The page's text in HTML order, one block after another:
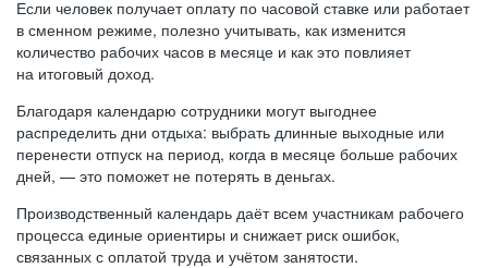
Если человек получает оплату по часовой ставке или работает
в сменном режиме, полезно учитывать, как изменится
количество рабочих часов в месяце и как это повлияет
на итоговый доход.
Благодаря календарю сотрудники могут выгоднее
распределить дни отдыха: выбрать длинные выходные или
перенести отпуск на период, когда в месяце больше рабочих
дней, — это поможет не потерять в деньгах.
Производственный календарь даёт всем участникам рабочего
процесса единые ориентиры и снижает риск ошибок,
связанных с оплатой труда и учётом занятости.